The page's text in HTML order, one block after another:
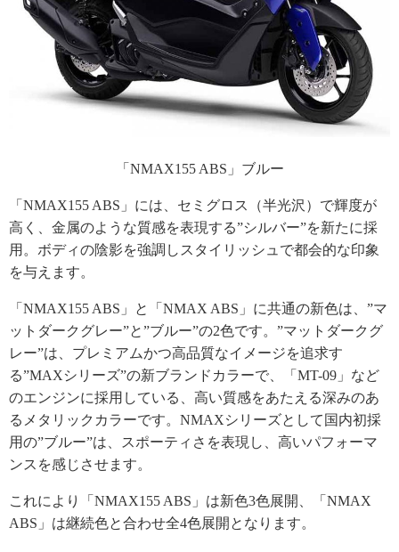
「NMAX155 ABS」ブルー
「NMAX155 ABS」には、セミグロス（半光沢）で輝度が
高く、金属のような質感を表現する”シルバー”を新たに採
用。ボディの陰影を強調しスタイリッシュで都会的な印象
を与えます。
「NMAX155 ABS」と「NMAX ABS」に共通の新色は、”マ
ットダークグレー”と”ブルー”の2色です。”マットダークグ
レー”は、プレミアムかつ高品質なイメージを追求す
る”MAXシリーズ”の新ブランドカラーで、「MT-09」など
のエンジンに採用している、高い質感をあたえる深みのあ
るメタリックカラーです。NMAXシリーズとして国内初採
用の”ブルー”は、スポーティさを表現し、高いパフォーマ
ンスを感じさせます。
これにより「NMAX155 ABS」は新色3色展開、「NMAX
ABS」は継続色と合わせ全4色展開となります。